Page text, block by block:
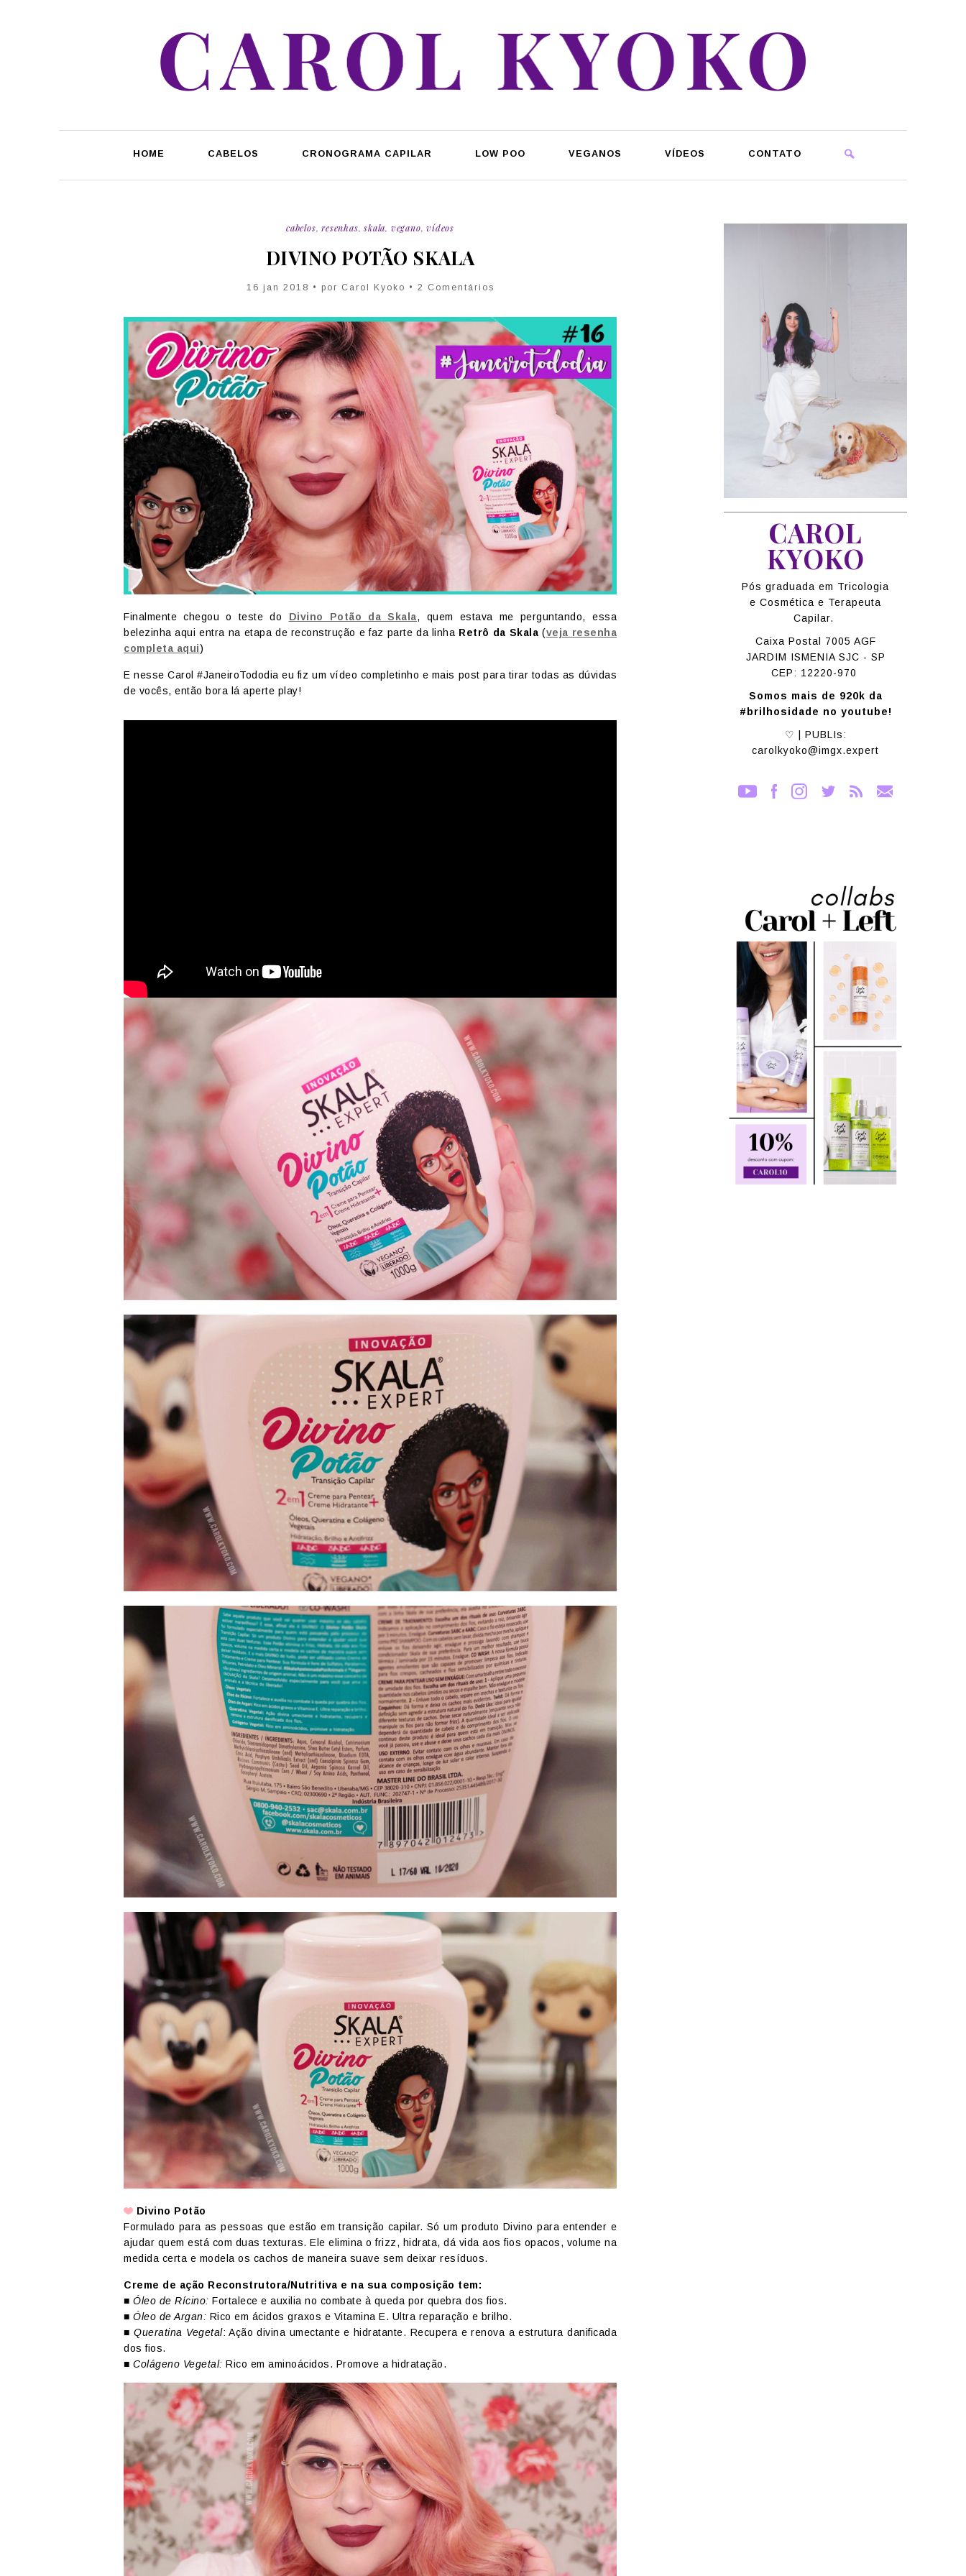
HOME CABELOS CRONOGRAMA CAPILAR LOW POO VEGANOS VÍDEOS CONTATO
cabelos,resenhas,skala, vegano,vídeos
DIVINO POTÃO SKALA
16 jan 2018 • por Carol Kyoko • 2 Comentários
Finalmente chegou o teste do Divino Potão da Skala, quem estava me perguntando, essa
belezinha aqui entra na etapa de reconstrução e faz parte da linha Retrô da Skala (veja resenha
completa aqui)
E nesse Carol #JaneiroTododia eu fiz um vídeo completinho e mais post para tirar todas as dúvidas
de vocês, então bora lá aperte play!
Divino Potão
Formulado para as pessoas que estão em transição capilar. Só um produto Divino para entender e
ajudar quem está com duas texturas. Ele elimina o frizz, hidrata, dá vida aos fios opacos, volume na
medida certa e modela os cachos de maneira suave sem deixar resíduos.
Creme de ação Reconstrutora/Nutritiva e na sua composição tem:
■ Óleo de Rícino: Fortalece e auxilia no combate à queda por quebra dos fios.
■ Óleo de Argan: Rico em ácidos graxos e Vitamina E. Ultra reparação e brilho.
■Queratina Vegetal: Ação divina umectante e hidratante. Recupera e renova a estrutura danificada
dos fios.
■ Colágeno Vegetal: Rico em aminoácidos. Promove a hidratação.
CAROL
KYOKO
Pós graduada em Tricologia
e Cosmética e Terapeuta
Capilar.
Caixa Postal 7005 AGF
JARDIM ISMENIA SJC - SP
CEP: 12220-970
Somos mais de 920k da
#brilhosidade no youtube!
♡ | PUBLIs:
carolkyoko@imgx.expert